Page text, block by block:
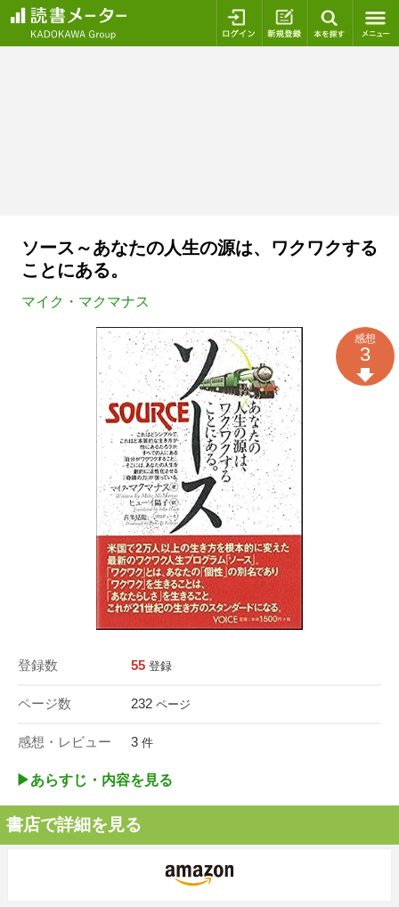
ログイン 新規登録
ソース～あなたの人生の源は、ワクワクする
ことにある。
マイク・マクマナス
登録数 55 登録
ページ数 232 ページ
感想・レビュー 3 件
感想
3
▶︎あらすじ・内容を見る
書店で詳細を見る